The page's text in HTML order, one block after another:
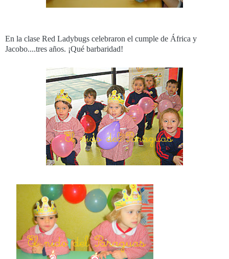
En la clase Red Ladybugs celebraron el cumple de África y
Jacobo....tres años. ¡Qué barbaridad!